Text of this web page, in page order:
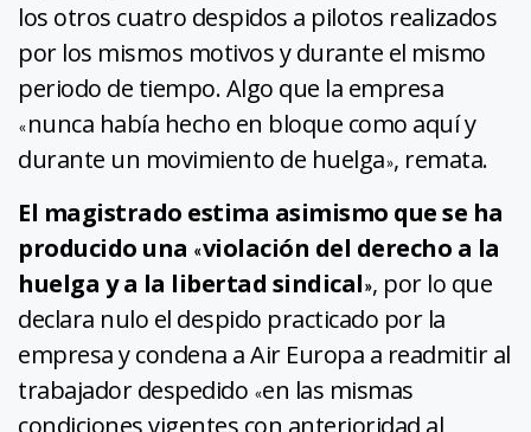
los otros cuatro despidos a pilotos realizados
por los mismos motivos y durante el mismo
periodo de tiempo. Algo que la empresa
« nunca había hecho en bloque como aquí y
durante un movimiento de huelga», remata.
El magistrado estima asimismo que se ha
producido una «violación del derecho a la
huelga y a la libertad sindical », por lo que
declara nulo el despido practicado por la
empresa y condena a Air Europa a readmitir al
trabajador despedido «en las mismas
condiciones vigentes con anterioridad al